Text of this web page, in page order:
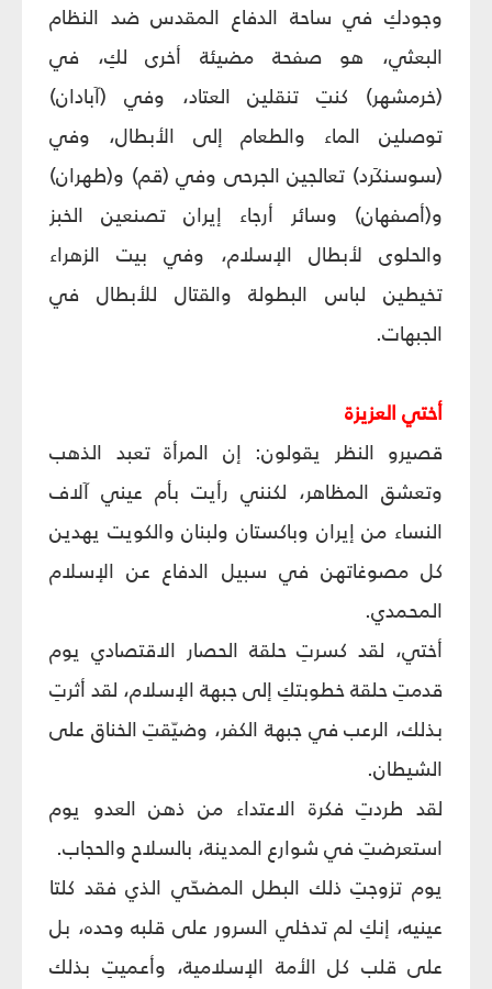
وجودكِ في ساحة الدفاع المقدس ضد النظام
البعثي، هو صفحة مضيئة أخرى لكِ، في
(خرمشهر) كنتِ تنقلين العتاد، وفي (آبادان)
توصلين الماء والطعام إلى الأبطال، وفي
(سوسنكَرد) تعالجين الجرحى وفي (قم) و(طهران)
و(أصفهان) وسائر أرجاء إيران تصنعين الخبز
والحلوى لأبطال الإسلام، وفي بيت الزهراء
تخيطين لباس البطولة والقتال للأبطال في
الجبهات.
أختي العزيزة
قصيرو النظر يقولون: إن المرأة تعبد الذهب
وتعشق المظاهر، لكنني رأيت بأم عيني آلاف
النساء من إيران وباكستان ولبنان والكويت يهدين
كل مصوغاتهن في سبيل الدفاع عن الإسلام
المحمدي.
أختي، لقد كسرتِ حلقة الحصار الاقتصادي يوم
قدمتِ حلقة خطوبتكِ إلى جبهة الإسلام، لقد أثرتِ
بذلك، الرعب في جبهة الكفر، وضيّقتِ الخناق على
الشيطان.
لقد طردتِ فكرة الاعتداء من ذهن العدو يوم
استعرضتِ في شوارع المدينة، بالسلاح والحجاب.
يوم تزوجتِ ذلك البطل المضحّي الذي فقد كلتا
عينيه، إنكِ لم تدخلي السرور على قلبه وحده، بل
على قلب كل الأمة الإسلامية، وأعميتِ بذلك